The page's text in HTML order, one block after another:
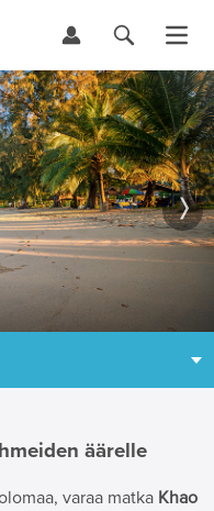
äärelle
varaa matka Khao